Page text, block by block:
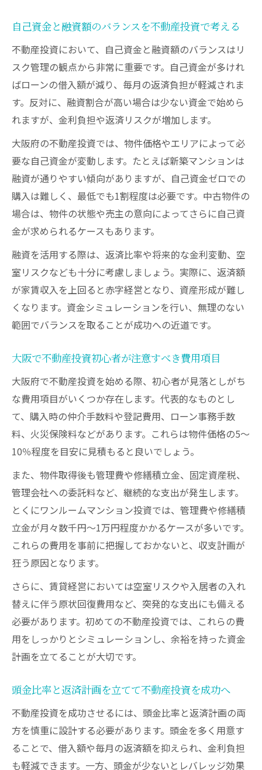
自己資金と融資額のバランスを不動産投資で考える
不動産投資において、自己資金と融資額のバランスはリ
スク管理の観点から非常に重要です。自己資金が多けれ
ばローンの借入額が減り、毎月の返済負担が軽減されま
す。反対に、融資割合が高い場合は少ない資金で始めら
れますが、金利負担や返済リスクが増加します。
大阪府の不動産投資では、物件価格やエリアによって必
要な自己資金が変動します。たとえば新築マンションは
融資が通りやすい傾向がありますが、自己資金ゼロでの
購入は難しく、最低でも1割程度は必要です。中古物件の
場合は、物件の状態や売主の意向によってさらに自己資
金が求められるケースもあります。
融資を活用する際は、返済比率や将来的な金利変動、空
室リスクなども十分に考慮しましょう。実際に、返済額
が家賃収入を上回ると赤字経営となり、資産形成が難し
くなります。資金シミュレーションを行い、無理のない
範囲でバランスを取ることが成功への近道です。
大阪で不動産投資初心者が注意すべき費用項目
大阪府で不動産投資を始める際、初心者が見落としがち
な費用項目がいくつか存在します。代表的なものとし
て、購入時の仲介手数料や登記費用、ローン事務手数
料、火災保険料などがあります。これらは物件価格の5〜
10％程度を目安に見積もると良いでしょう。
また、物件取得後も管理費や修繕積立金、固定資産税、
管理会社への委託料など、継続的な支出が発生します。
とくにワンルームマンション投資では、管理費や修繕積
立金が月々数千円〜1万円程度かかるケースが多いです。
これらの費用を事前に把握しておかないと、収支計画が
狂う原因となります。
さらに、賃貸経営においては空室リスクや入居者の入れ
替えに伴う原状回復費用など、突発的な支出にも備える
必要があります。初めての不動産投資では、これらの費
用をしっかりとシミュレーションし、余裕を持った資金
計画を立てることが大切です。
頭金比率と返済計画を立てて不動産投資を成功へ
不動産投資を成功させるには、頭金比率と返済計画の両
方を慎重に設計する必要があります。頭金を多く用意す
ることで、借入額や毎月の返済額を抑えられ、金利負担
も軽減できます。一方、頭金が少ないとレバレッジ効果